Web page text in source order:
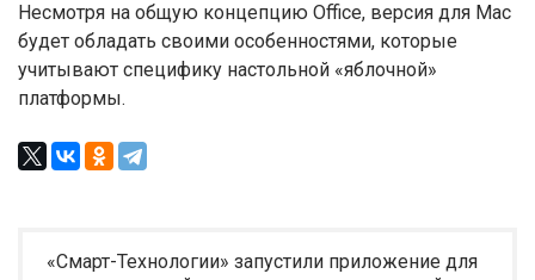
Несмотря на общую концепцию Office, версия для Mac
будет обладать своими особенностями, которые
учитывают специфику настольной «яблочной»
платформы.
«Смарт-Технологии» запустили приложение для